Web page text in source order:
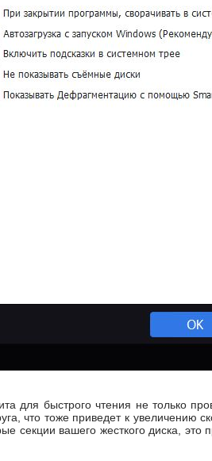
для быстрого чтения не только
что тоже приведет к увеличению
секции вашего жесткого диска, это